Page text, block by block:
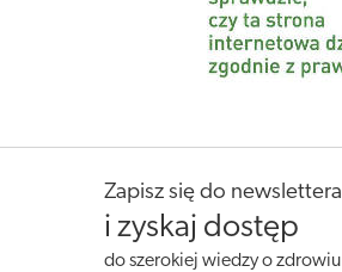
Zapisz się do newslettera
i zyskaj dostęp
do szerokiej wiedzy o zdrowiu